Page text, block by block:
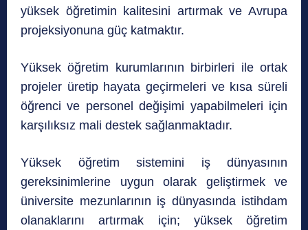
yüksek öğretimin kalitesini artırmak ve Avrupa
projeksiyonuna güç katmaktır.
Yüksek öğretim kurumlarının birbirleri ile ortak
projeler üretip hayata geçirmeleri ve kısa süreli
öğrenci ve personel değişimi yapabilmeleri için
karşılıksız mali destek sağlanmaktadır.
Yüksek öğretim sistemini iş dünyasının
gereksinimlerine uygun olarak geliştirmek ve
üniversite mezunlarının iş dünyasında istihdam
olanaklarını artırmak için; yüksek öğretim